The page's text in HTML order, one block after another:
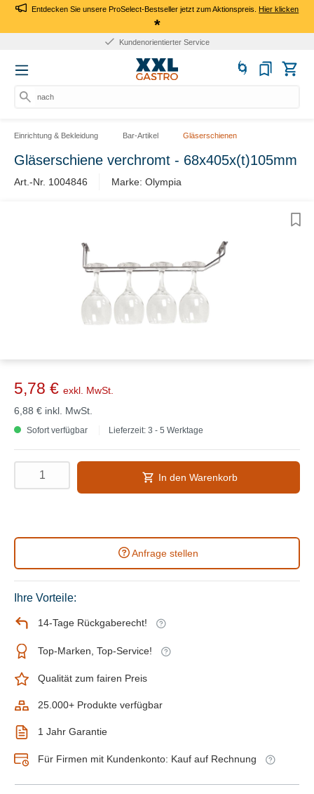
Entdecken Sie unsere ProSelect-Bestseller jetzt zum Aktionspreis.Hier klicken
*
Kundenorientierter Service
nach P
Einrichtung & Bekleidung Bar-Artikel Gläserschienen
Gläserschiene verchromt - 68x405x(t)105mm
Art.-Nr. 1004846 Marke: Olympia
5,78 € exkl. MwSt.
6,88 € inkl. MwSt.
Sofort verfügbar Lieferzeit: 3 - 5 Werktage
In den Warenkorb
Anfrage stellen
Ihre Vorteile:
14-Tage Rückgaberecht!
Top-Marken, Top-Service!
Qualität zum fairen Preis
25.000+ Produkte verfügbar
1 Jahr Garantie
Für Firmen mit Kundenkonto: Kauf auf Rechnung